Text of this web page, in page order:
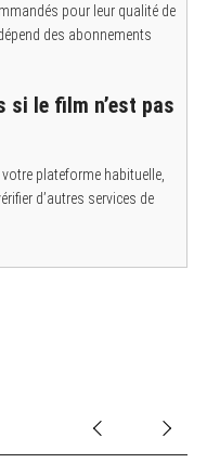
pour leur qualité de
des abonnements
si le film n’est pas
plateforme habituelle,
d’autres services de